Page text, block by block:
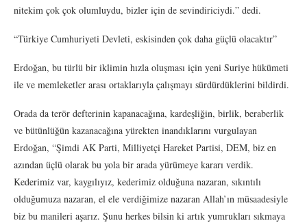
nitekim çok çok olumluydu, bizler için de sevindiriciydi.” dedi.
“Türkiye Cumhuriyeti Devleti, eskisinden çok daha güçlü olacaktır”
Erdoğan, bu türlü bir iklimin hızla oluşması için yeni Suriye hükümeti
ile ve memleketler arası ortaklarıyla çalışmayı sürdürdüklerini bildirdi.
Orada da terör defterinin kapanacağına, kardeşliğin, birlik, beraberlik
ve bütünlüğün kazanacağına yürekten inandıklarını vurgulayan
Erdoğan, “Şimdi AK Parti, Milliyetçi Hareket Partisi, DEM, biz en
azından üçlü olarak bu yola bir arada yürümeye kararı verdik.
Kederimiz var, kaygılıyız, kederimiz olduğuna nazaran, sıkıntılı
olduğumuza nazaran, el ele verdiğimize nazaran Allah’ın müsaadesiyle
biz bu manileri aşarız. Şunu herkes bilsin ki artık yumrukları sıkmaya